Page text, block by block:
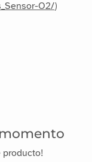
O2/)
producto!